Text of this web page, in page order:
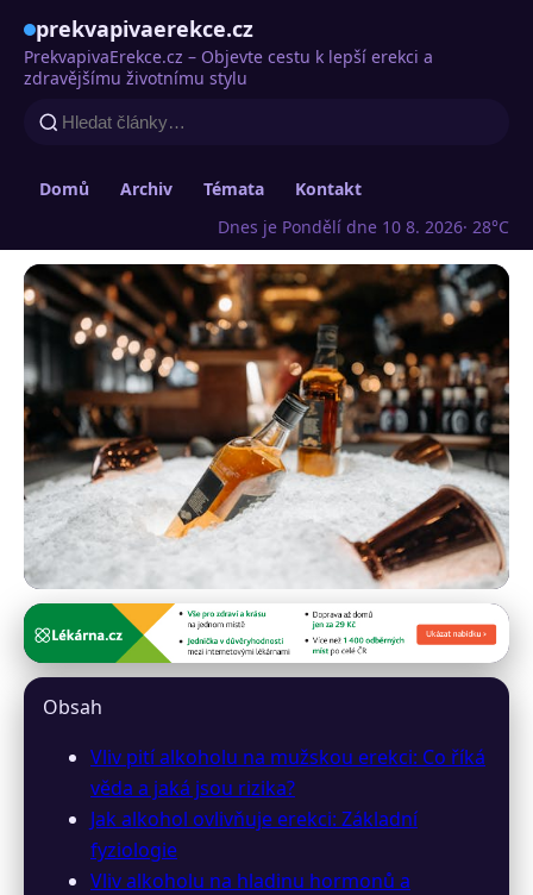
prekvapivaerekce.cz
PrekvapivaErekce.cz – Objevte cestu k lepší erekci a
zdravějšímu životnímu stylu
Domů Archiv Témata
Kontakt
Dnes je Pondělí dne 10 8. 2026· 28°C
prekvapivaerekce.cz
Jak Příjem Alkoholu Ovlivňuje
Schopnost Udržet Erekci:
Komplexní Průzkum
22. 3. 2026· 10 min čtení · Autor: Jakub Malý
Obsah
Vliv pití alkoholu na mužskou erekci: Co říká
věda a jaká jsou rizika?
Jak alkohol ovlivňuje erekci: Základní
fyziologie
Vliv alkoholu na hladinu hormonů a